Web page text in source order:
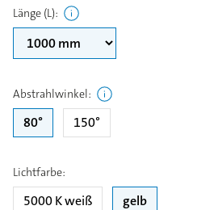
Länge (L):
Abstrahlwinkel:
80° 150°
Lichtfarbe:
5000 K weiß gelb